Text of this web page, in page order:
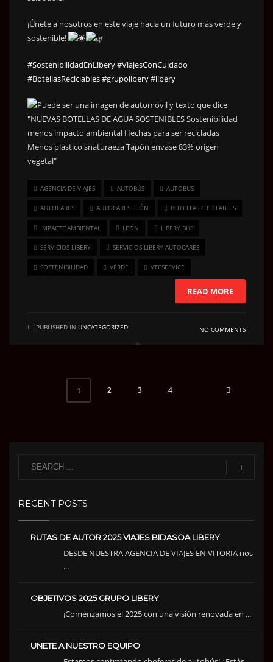
¡Únete a nosotros en este viaje hacia un futuro más verde y
sostenible!
#SostenibilidadEnLibery#ViajesConCuidado
#BotellasReciclables#grupolibery#libery
AGENCIA DE VIAJES AUTOBÚS AUTOBUS
AUTOCARES AUTOCARES LEÓN BOTELLASRECICLABLES
IMPACTOAMBIENTAL LEÓN LIBERY BUS
SERVICIOS LIBERY SERVICIOS LIBERY AUTOCARES
SOSTENIBILIDAD VERDE VTCSERVICE
READ MORE
PUBLISHED IN UNCATEGORIZED NO COMMENTS
1 2 3 4
RECENT POSTS
RUTAS DE AUTOR 2025 VIAJES BIDASOA LIBERY
DESDE NUESTRA AGENCIA DE VIAJES EN VITORIA nos
...
OBJETIVOS 2025 GRUPO LIBERY
¡Comenzamos el 2025 con una visión renovada en ...
UNETE A NUESTRO EQUIPO